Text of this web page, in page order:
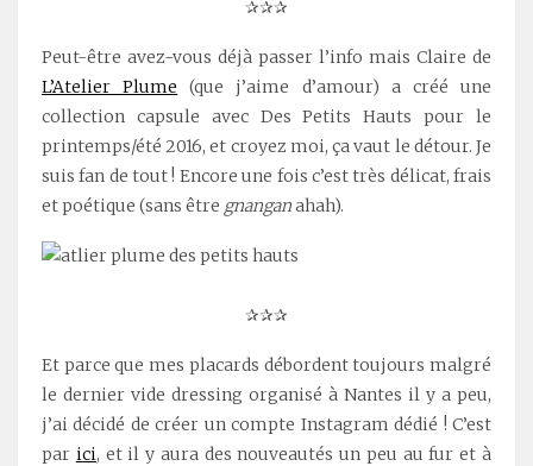
✰✰✰
Peut-être avez-vous déjà passer l’info mais Claire de
L’Atelier Plume (que j’aime d’amour) a créé une
collection capsule avec Des Petits Hauts pour le
printemps/été 2016, et croyez moi, ça vaut le détour. Je
suis fan de tout ! Encore une fois c’est très délicat, frais
et poétique (sans être gnanganahah).
✰✰✰
Et parce que mes placards débordent toujours malgré
le dernier vide dressing organisé à Nantes il y a peu,
j’ai décidé de créer un compte Instagram dédié ! C’est
par ici, et il y aura des nouveautés un peu au fur et à